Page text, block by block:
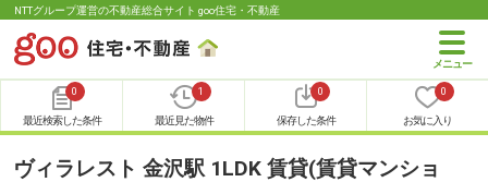
NTTグループ運営の不動産総合サイト goo住宅・不動産
0
最近検索した条件
1
最近見た物件
0
保存した条件
0
お気に入り
ヴィラレスト 金沢駅 1LDK 賃貸(賃貸マンショ